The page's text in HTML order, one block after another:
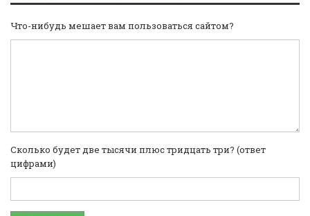
Что-нибудь мешает вам пользоваться сайтом?
Сколько будет две тысячи плюс тридцать три? (ответ
цифрами)